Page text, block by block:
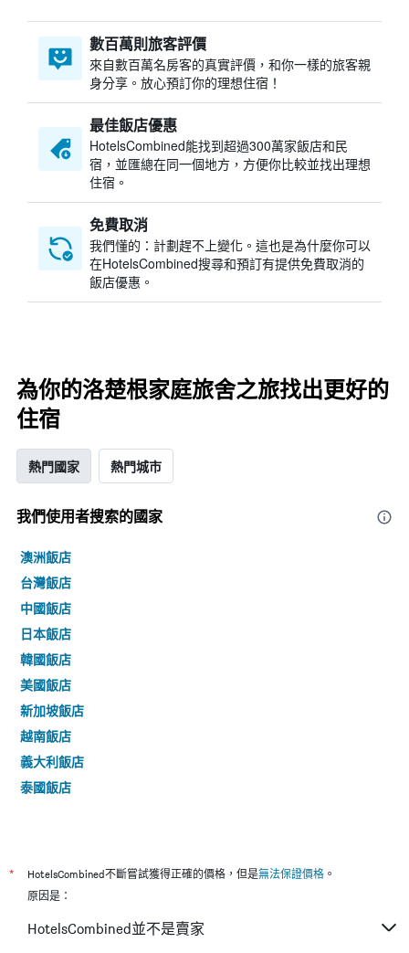
數百萬則旅客評價
來自數百萬名房客的真實評價，和你一樣的旅客親
身分享。放心預訂你的理想住宿！
最佳飯店優惠
HotelsCombined​能找到超過300萬家飯店和民
宿，並匯總在同一個地方，方便你比較並找出理想
住宿。
免費取消
我們懂的：計劃趕不上變化。這也是為什麼你可以
在HotelsCombined搜尋和預訂有提供免費取消的
飯店優惠。
為你的洛楚根家庭旅舍之旅找出更好的
住宿
熱門國家 熱門城市
我們使用者搜索的國家
澳洲飯店
台灣飯店
中國飯店
日本飯店
韓國飯店
美國飯店
新加坡飯店
越南飯店
義大利飯店
泰國飯店
* HotelsCombined不斷嘗試獲得正確的價格，但是無法保證價格 。
原因是：
HotelsCombined並不是賣家